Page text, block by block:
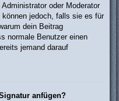
oder Moderator
jedoch, falls sie es für
dein Beitrag
normale Benutzer einen
jemand darauf
anfügen?